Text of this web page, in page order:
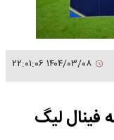
فینال لیگ